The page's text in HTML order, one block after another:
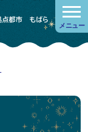
メニュー